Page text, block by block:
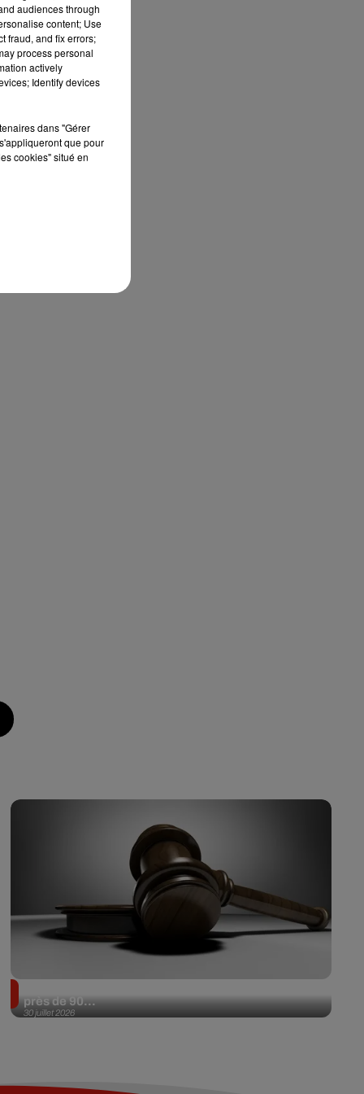
30 juillet 2026
près de 90...
audiences through
content; Use
fraud, and fix errors;
process personal
actively
Identify devices
dans "Gérer
que pour
cookies" situé en